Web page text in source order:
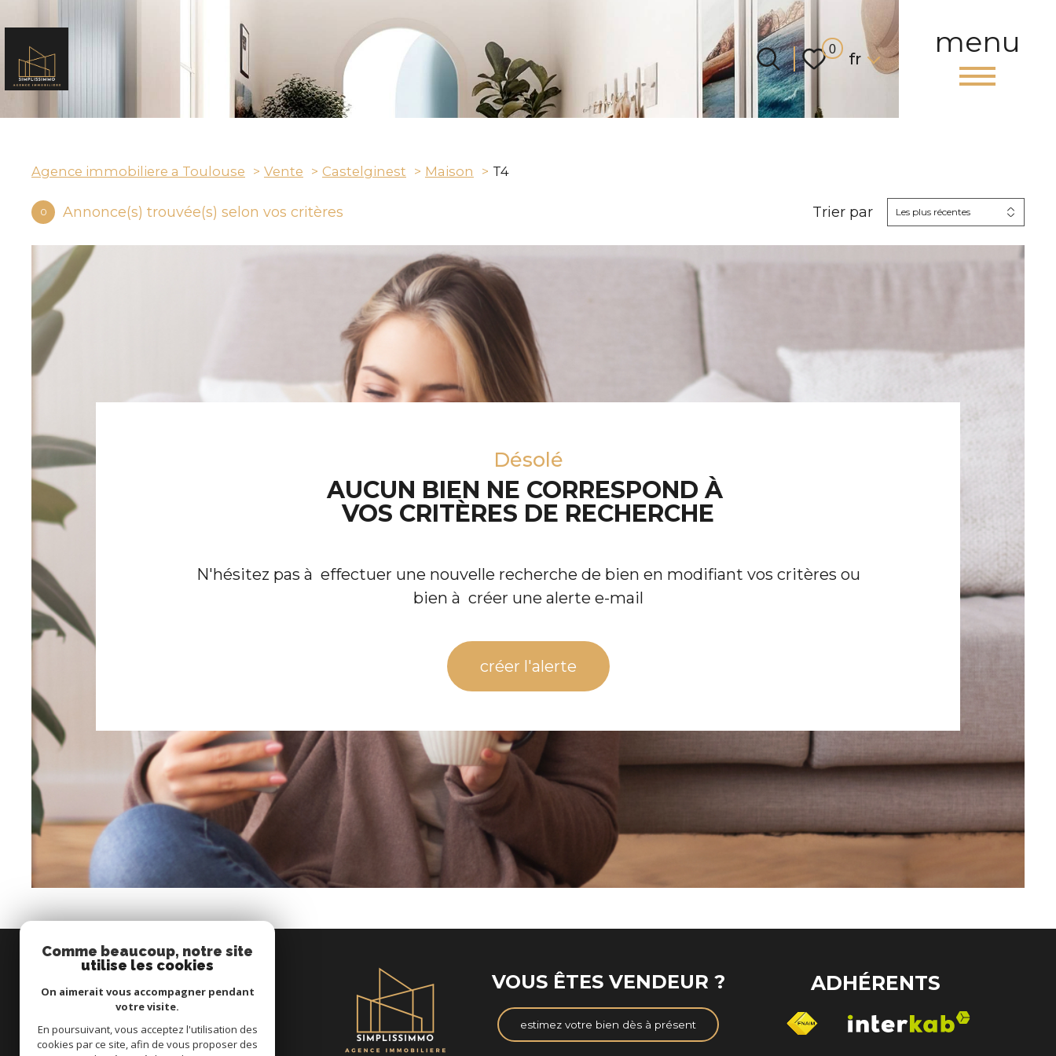
menu
0 Langue
fr
Agence immobiliere a Toulouse Vente Castelginest Maison T4
0 Annonce(s) trouvée(s) selon vos critères Trier par Les plus récentes
Désolé
AUCUN BIEN NE CORRESPOND À
VOS CRITÈRES DE RECHERCHE
N'hésitez pas à effectuer une nouvelle recherche de bien en modifiant vos critères ou
bien à créer une alerte e-mail
créer l'alerte
SE CONNECTER
espace propriétaire
VOUS ÊTES VENDEUR ?
estimez votre bien dès à présent
ADHÉRENTS
Comme beaucoup, notre site
utilise les cookies
On aimerait vous accompagner pendant
votre visite.
En poursuivant, vous acceptez l'utilisation des
cookies par ce site, afin de vous proposer des